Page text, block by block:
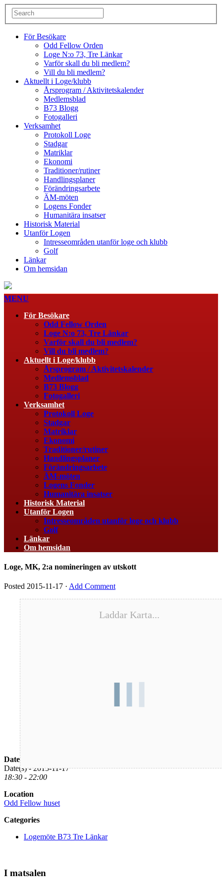
För Besökare
Odd Fellow Orden
Loge N:o 73, Tre Länkar
Varför skall du bli medlem?
Vill du bli medlem?
Aktuellt i Loge/klubb
Årsprogram / Aktivitetskalender
Medlemsblad
B73 Blogg
Fotogalleri
Verksamhet
Protokoll Loge
Stadgar
Matriklar
Ekonomi
Traditioner/rutiner
Handlingsplaner
Förändringsarbete
ÄM-möten
Logens Fonder
Humanitära insatser
Historisk Material
Utanför Logen
Intresseområden utanför loge och klubb
Golf
Länkar
Om hemsidan
MENU
För Besökare
Odd Fellow Orden
Loge N:o 73, Tre Länkar
Varför skall du bli medlem?
Vill du bli medlem?
Aktuellt i Loge/klubb
Årsprogram / Aktivitetskalender
Medlemsblad
B73 Blogg
Fotogalleri
Verksamhet
Protokoll Loge
Stadgar
Matriklar
Ekonomi
Traditioner/rutiner
Handlingsplaner
Förändringsarbete
ÄM-möten
Logens Fonder
Humanitära insatser
Historisk Material
Utanför Logen
Intresseområden utanför loge och klubb
Golf
Länkar
Om hemsidan
Loge, MK, 2:a nomineringen av utskott
Posted 2015-11-17 · Add Comment
Laddar Karta...
Date/Time
Date(s) - 2015-11-17
18:30 - 22:00
Location
Odd Fellow huset
Categories
Logemöte B73 Tre Länkar
I matsalen